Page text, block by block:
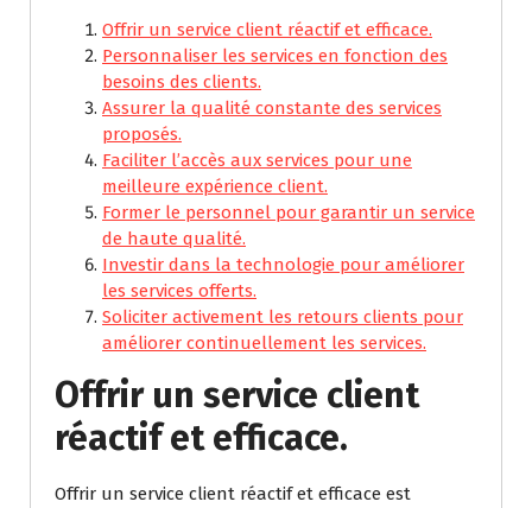
Offrir un service client réactif et efficace.
Personnaliser les services en fonction des
besoins des clients.
Assurer la qualité constante des services
proposés.
Faciliter l’accès aux services pour une
meilleure expérience client.
Former le personnel pour garantir un service
de haute qualité.
Investir dans la technologie pour améliorer
les services offerts.
Soliciter activement les retours clients pour
améliorer continuellement les services.
Offrir un service client
réactif et efficace.
Offrir un service client réactif et efficace est